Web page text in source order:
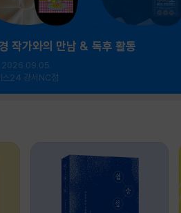
경 작가와의 만남 & 독후 활동
2026.09.05.
스24 강서NC점